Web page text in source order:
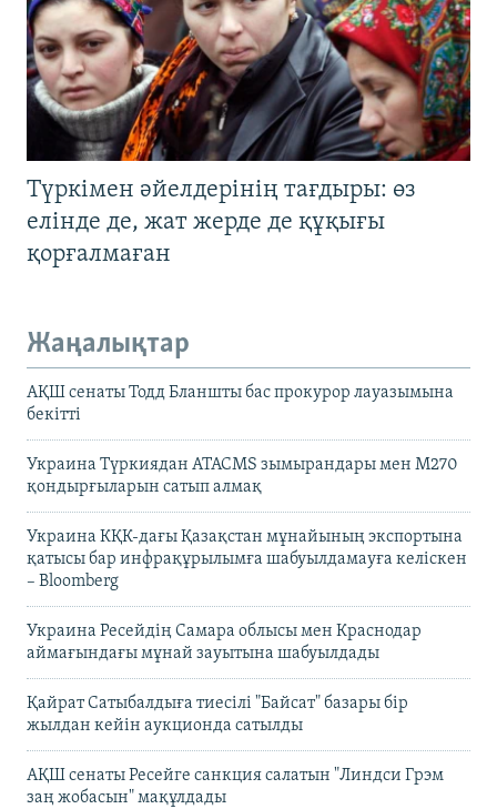
Түркімен әйелдерінің тағдыры: өз
елінде де, жат жерде де құқығы
қорғалмаған
Жаңалықтар
АҚШ сенаты Тодд Бланшты бас прокурор лауазымына
бекітті
Украина Түркиядан ATACMS зымырандары мен M270
қондырғыларын сатып алмақ
Украина КҚК-дағы Қазақстан мұнайының экспортына
қатысы бар инфрақұрылымға шабуылдамауға келіскен
– Bloomberg
Украина Ресейдің Самара облысы мен Краснодар
аймағындағы мұнай зауытына шабуылдады
Қайрат Сатыбалдыға тиесілі "Байсат" базары бір
жылдан кейін аукционда сатылды
АҚШ сенаты Ресейге санкция салатын "Линдси Грэм
заң жобасын" мақұлдады